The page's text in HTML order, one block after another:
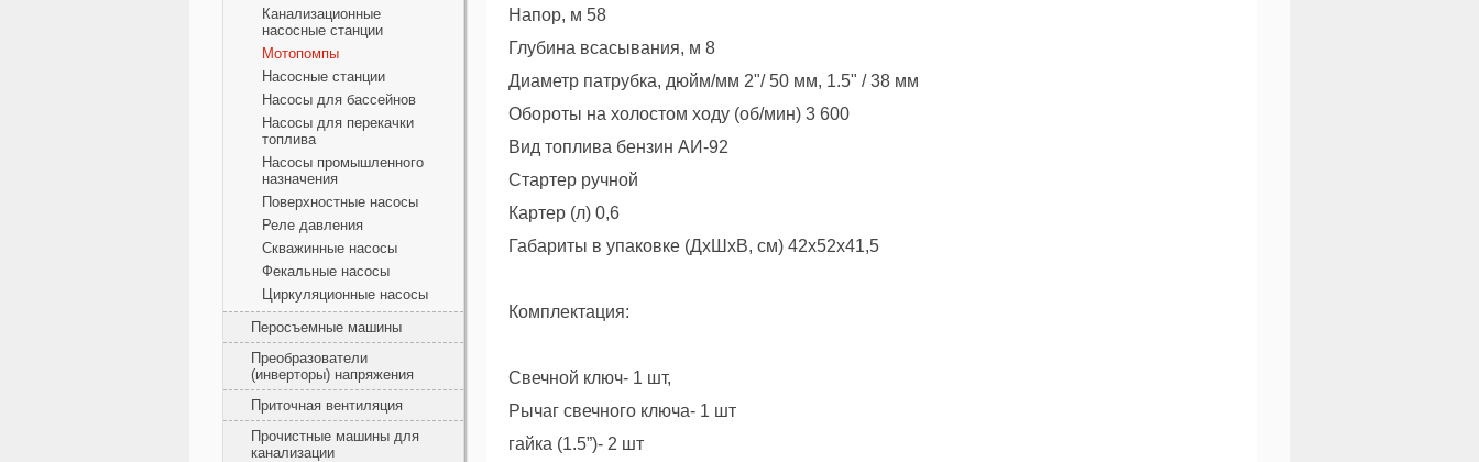
Канализационные
насосные станции
Мотопомпы
Насосные станции
Насосы для бассейнов
Насосы для перекачки
топлива
Насосы промышленного
назначения
Поверхностные насосы
Реле давления
Скважинные насосы
Фекальные насосы
Циркуляционные насосы
Перосъемные машины
Преобразователи
(инверторы) напряжения
Приточная вентиляция
Прочистные машины для
канализации
Напор, м 58
Глубина всасывания, м 8
Диаметр патрубка, дюйм/мм 2"/ 50 мм, 1.5" / 38 мм
Обороты на холостом ходу (об/мин) 3 600
Вид топлива бензин АИ-92
Стартер ручной
Картер (л) 0,6
Габариты в упаковке (ДхШхВ, см) 42x52x41,5
Комплектация:
Свечной ключ- 1 шт,
Рычаг свечного ключа- 1 шт
гайка (1.5”)- 2 шт